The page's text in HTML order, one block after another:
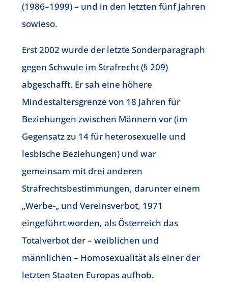
(1986–1999) – und in den letzten fünf Jahren
sowieso.
Erst 2002 wurde der letzte Sonderparagraph
gegen Schwule im Strafrecht (§ 209)
abgeschafft. Er sah eine höhere
Mindestaltersgrenze von 18 Jahren für
Beziehungen zwischen Männern vor (im
Gegensatz zu 14 für heterosexuelle und
lesbische Beziehungen) und war
gemeinsam mit drei anderen
Strafrechtsbestimmungen, darunter einem
„Werbe-„ und Vereinsverbot, 1971
eingeführt worden, als Österreich das
Totalverbot der – weiblichen und
männlichen – Homosexualität als einer der
letzten Staaten Europas aufhob.